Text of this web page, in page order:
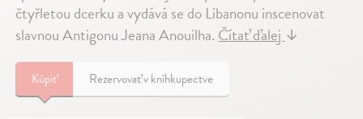
čtyřletou dcerku a vydává se do Libanonu inscenovat
slavnou Antigonu Jeana Anouilha.Čítať ďalej↓
Kúpiť Rezervovať v kníhkupectve